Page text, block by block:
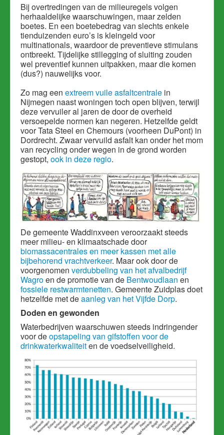
Bij overtredingen van de milieuregels volgen
herhaaldelijke waarschuwingen, maar zelden
boetes. En een boetebedrag van slechts enkele
tienduizenden euro’s is kleingeld voor
multinationals, waardoor de preventieve stimulans
ontbreekt. Tijdelijke stillegging of sluiting zouden
wel preventief kunnen uitpakken, maar die komen
(dus?) nauwelijks voor.
Zo mag een extreem vuile asfaltcentrale in
Nijmegen naast woningen toch open blijven, terwijl
deze vervuiler al jaren de door de overheid
versoepelde normen kan negeren. Hetzelfde geldt
voor Tata Steel en Chemours (voorheen DuPont) in
Dordrecht. Zwaar vervuild asfalt kan onder het mom
van recycling onder wegen in de grond worden
gestopt, ook in deze regio.
De gemeente Waddinxveen veroorzaakt steeds
meer milieu- en klimaatschade door
biomassacentrales en meer kassen met alle
bijbehorend vrachtverkeer. Maar ook door de
voorgenomen verdubbeling van het afvalbedrijf
Wagroen de promotie van de Bentwoudlaan en
fossiele restwarmtenetten. Gemeente Zuidplas doet
hetzelfde met deaanleg van het Vijfde Dorp.
Doden en gewonden
Waterbedrijven waarschuwen steeds indringender
voor deopstapeling van gifstoffen voor de
drinkwaterkwaliteiten de voedselveiligheid.